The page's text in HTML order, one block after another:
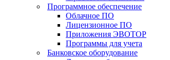
Программное обеспечение
Облачное ПО
Лицензионное ПО
Приложения ЭВОТОР
Программы для учета
Банковское оборудование